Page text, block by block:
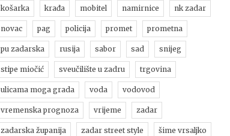
košarka krađa mobitel namirnice nk zadar
novac pag policija promet prometna
pu zadarska rusija sabor sad snijeg
stipe miočić sveučilište u zadru trgovina
ulicama moga grada voda vodovod
vremenska prognoza vrijeme zadar
zadarska županija zadar street style šime vrsaljko